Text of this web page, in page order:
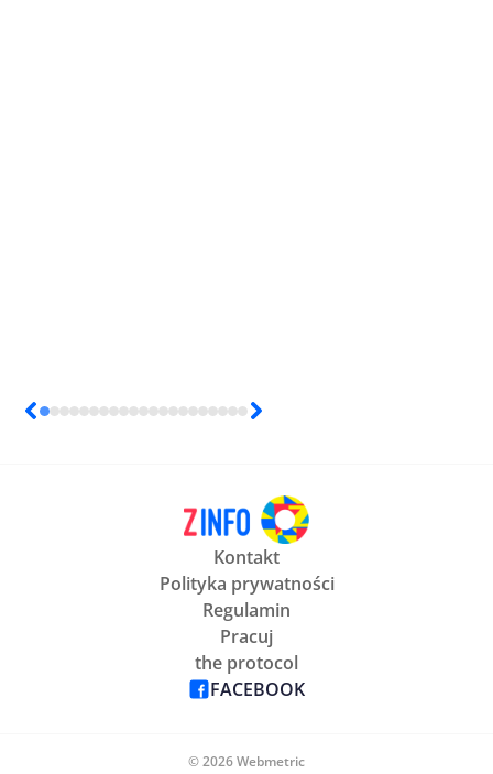
Kontakt
Polityka prywatności
Regulamin
Pracuj
the protocol
FACEBOOK
© 2026 Webmetric